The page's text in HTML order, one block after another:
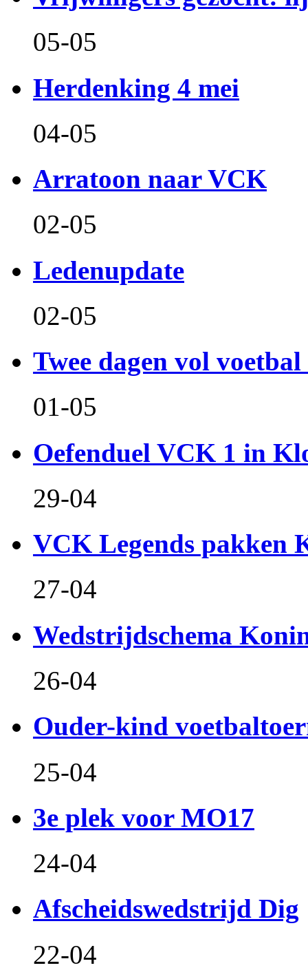
05-05
Herdenking 4 mei
04-05
Arratoon naar VCK
02-05
Ledenupdate
02-05
Twee dagen vol
01-05
Oefenduel VCK 1 in
29-04
VCK Legends pakken
27-04
Wedstrijdschema
26-04
Ouder-kind
25-04
3e plek voor MO17
24-04
Afscheidswedstrijd Dig
22-04